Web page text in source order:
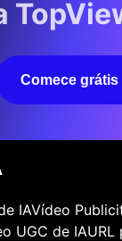
Comece grátis
IAVídeo
UGC de IAURL